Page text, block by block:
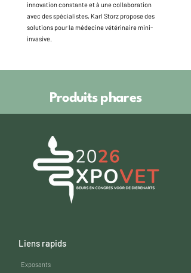
innovation constante et à une collaboration
avec des spécialistes, Karl Storz propose des
solutions pour la médecine vétérinaire mini-
invasive.
Produits phares
Liens rapids
Exposants​